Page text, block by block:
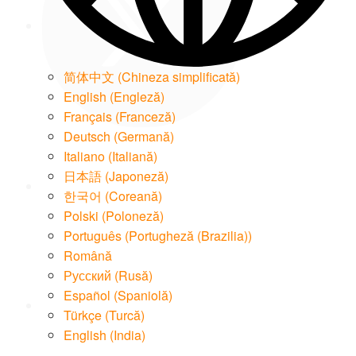
简体中文 (Chineza simplificată)
English (Engleză)
Français (Franceză)
Deutsch (Germană)
Italiano (Italiană)
日本語 (Japoneză)
한국어 (Coreană)
Polski (Poloneză)
Português (Portugheză (Brazilia))
Română
Русский (Rusă)
Español (Spaniolă)
Türkçe (Turcă)
English (India)
LinkedIn
Email